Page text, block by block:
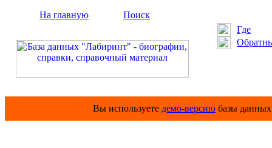
На главную
Поиск
Где
Вы используете демо-версию базы